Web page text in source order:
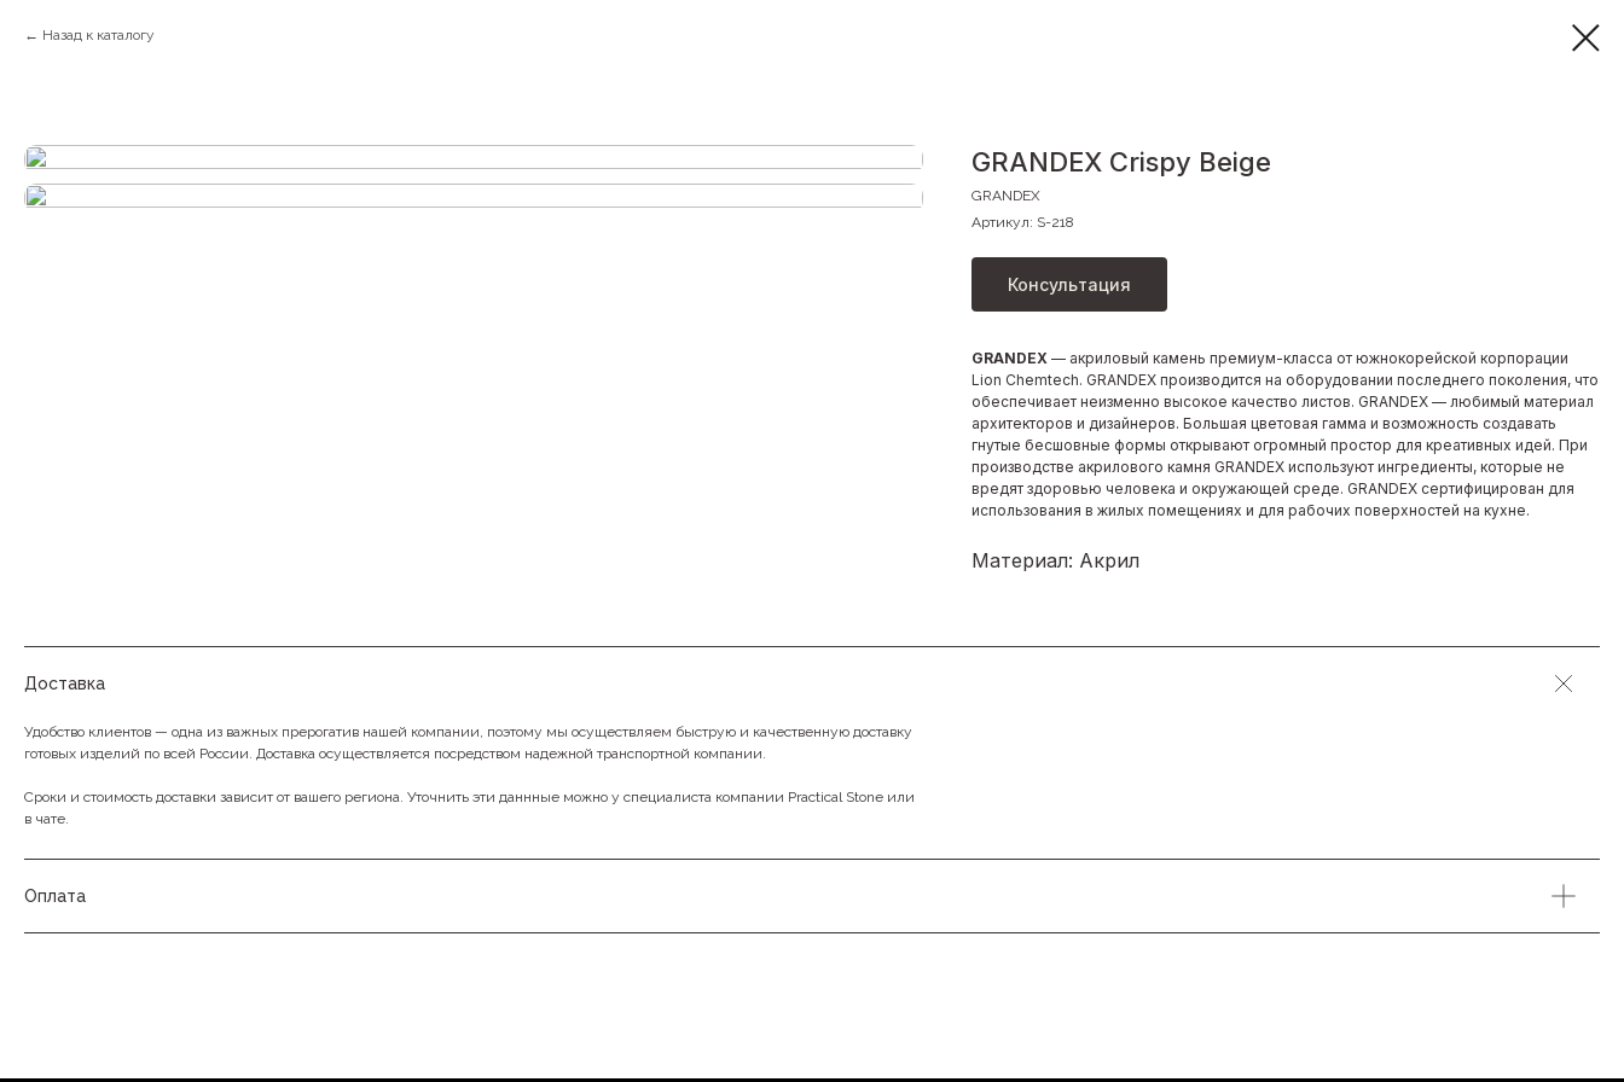
Назад к каталогу
GRANDEX Crispy Beige
GRANDEX
Артикул: S-218
Консультация
GRANDEX — акриловый камень премиум-класса от южнокорейской корпорации
Lion Chemtech. GRANDEX производится на оборудовании последнего поколения, что
обеспечивает неизменно высокое качество листов. GRANDEX — любимый материал
архитекторов и дизайнеров. Большая цветовая гамма и возможность создавать
гнутые бесшовные формы открывают огромный простор для креативных идей. При
производстве акрилового камня GRANDEX используют ингредиенты, которые не
вредят здоровью человека и окружающей среде. GRANDEX сертифицирован для
использования в жилых помещениях и для рабочих поверхностей на кухне.
Материал: Акрил
Доставка
Удобство клиентов — одна из важных прерогатив нашей компании, поэтому мы осуществляем быструю и качественную доставку
готовых изделий по всей России. Доставка осуществляется посредством надежной транспортной компании.
Сроки и стоимость доставки зависит от вашего региона. Уточнить эти даннные можно у специалиста компании Practical Stone или
в чате.
Оплата